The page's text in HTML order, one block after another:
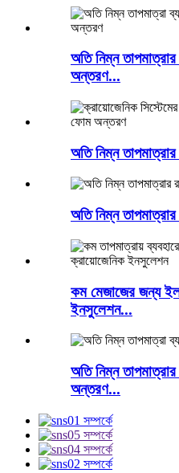
অতি নিম্ন
অন্তরণ...
অতি নিম্ন
অতি নিম্ন
কম মেজাজের জন্য
ইনসুলেশন...
অতি নিম্ন
অন্তরণ...